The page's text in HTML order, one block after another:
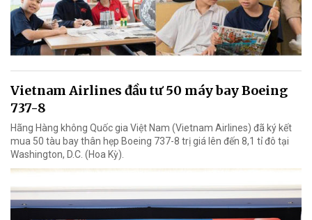
Vietnam Airlines đầu tư 50 máy bay Boeing
737-8
Hãng Hàng không Quốc gia Việt Nam (Vietnam Airlines) đã ký kết
mua 50 tàu bay thân hẹp Boeing 737-8 trị giá lên đến 8,1 tỉ đô tại
Washington, D.C. (Hoa Kỳ).